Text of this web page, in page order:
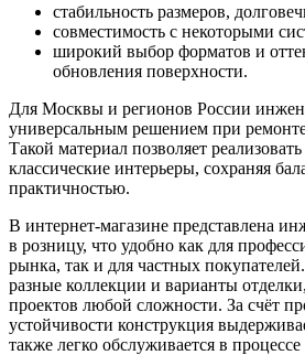
стабильность размеров,
совместимость с некоторыми
широкий выбор форматов и
обновления поверхности.
Для Москвы и регионов России
универсальным решением при ремонте
Такой материал позволяет
классические интерьеры, сохраняя
практичностью.
В интернет-магазине представлена
в розницу, что удобно как для
рынка, так и для частных
разные коллекции и варианты
проектов любой сложности. За счёт
устойчивости конструкция
также легко обслуживается в